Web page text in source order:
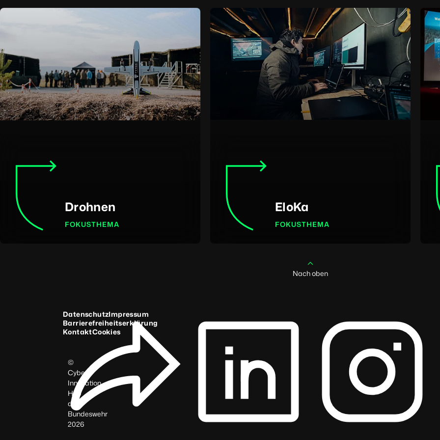
Drohnen
FOKUSTHEMA
EloKa
FOKUSTHEMA
Nach oben
DatenschutzImpressum
Barrierefreiheitserklärung
KontaktCookies
©
Cyber
Innovation
Hub
der
Bundeswehr
2026